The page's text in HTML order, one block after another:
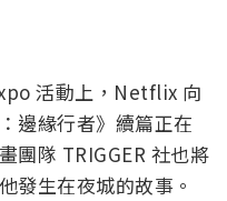
活動上，Netflix 向
邊緣行者》續篇正在
團隊 TRIGGER 社也將
發生在夜城的故事。